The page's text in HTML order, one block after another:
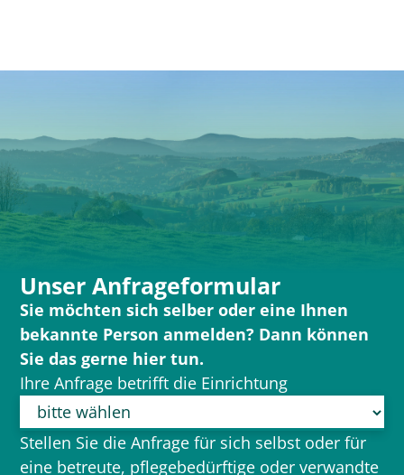
Unser Anfrageformular
Sie möchten sich selber oder eine Ihnen
bekannte Person anmelden? Dann können
Sie das gerne hier tun.
Ihre Anfrage betrifft die Einrichtung
Stellen Sie die Anfrage für sich selbst oder für
eine betreute, pflegebedürftige oder verwandte